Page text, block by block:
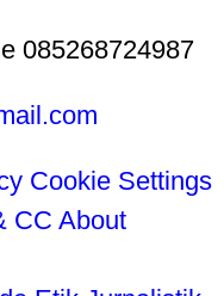
085268724987
Cookie Settings
CC About